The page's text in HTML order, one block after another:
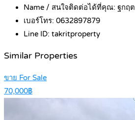
Name / สนใจติดต่อได้ที่คุณ: ฐกฤต
เบอร์โทร: 0632897879
Line ID: takritproperty
Similar Properties
ขาย For Sale
70,000฿